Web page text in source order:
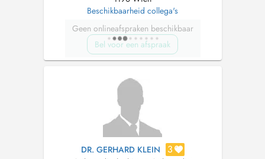
Beschikbaarheid collega's
Geen onlineafspraken beschikbaar
Bel voor een afspraak
DR. GERHARD KLEIN 3